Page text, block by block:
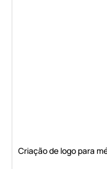
Criação de logo para